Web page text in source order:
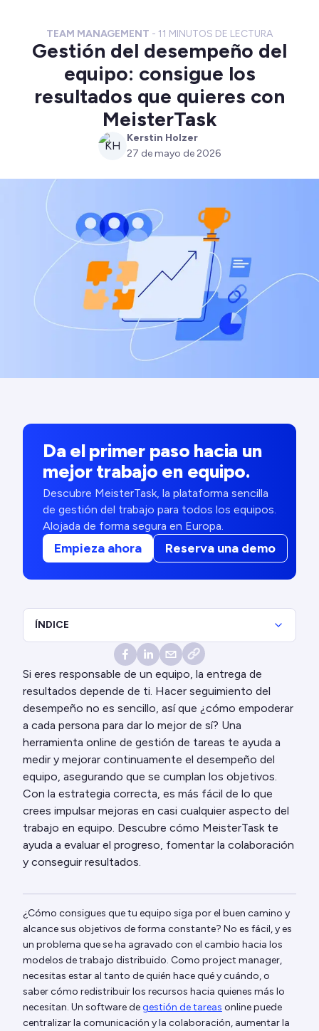
TEAM MANAGEMENT - 11 MINUTOS DE LECTURA
Gestión del desempeño del
equipo: consigue los
resultados que quieres con
MeisterTask
KH
Kerstin Holzer
27 de mayo de 2026
Da el primer paso hacia un
mejor trabajo en equipo.
Descubre MeisterTask, la plataforma sencilla
de gestión del trabajo para todos los equipos.
Alojada de forma segura en Europa.
Empieza ahora Reserva una demo
ÍNDICE
Si eres responsable de un equipo, la entrega de
resultados depende de ti. Hacer seguimiento del
desempeño no es sencillo, así que ¿cómo empoderar
a cada persona para dar lo mejor de sí? Una
herramienta online de gestión de tareas te ayuda a
medir y mejorar continuamente el desempeño del
equipo, asegurando que se cumplan los objetivos.
Con la estrategia correcta, es más fácil de lo que
crees impulsar mejoras en casi cualquier aspecto del
trabajo en equipo. Descubre cómo MeisterTask te
ayuda a evaluar el progreso, fomentar la colaboración
y conseguir resultados.
¿Cómo consigues que tu equipo siga por el buen camino y
alcance sus objetivos de forma constante? No es fácil, y es
un problema que se ha agravado con el cambio hacia los
modelos de trabajo distribuido. Como project manager,
necesitas estar al tanto de quién hace qué y cuándo, o
saber cómo redistribuir los recursos hacia quienes más lo
necesitan. Un software degestión de tareas online puede
centralizar la comunicación y la colaboración, aumentar la